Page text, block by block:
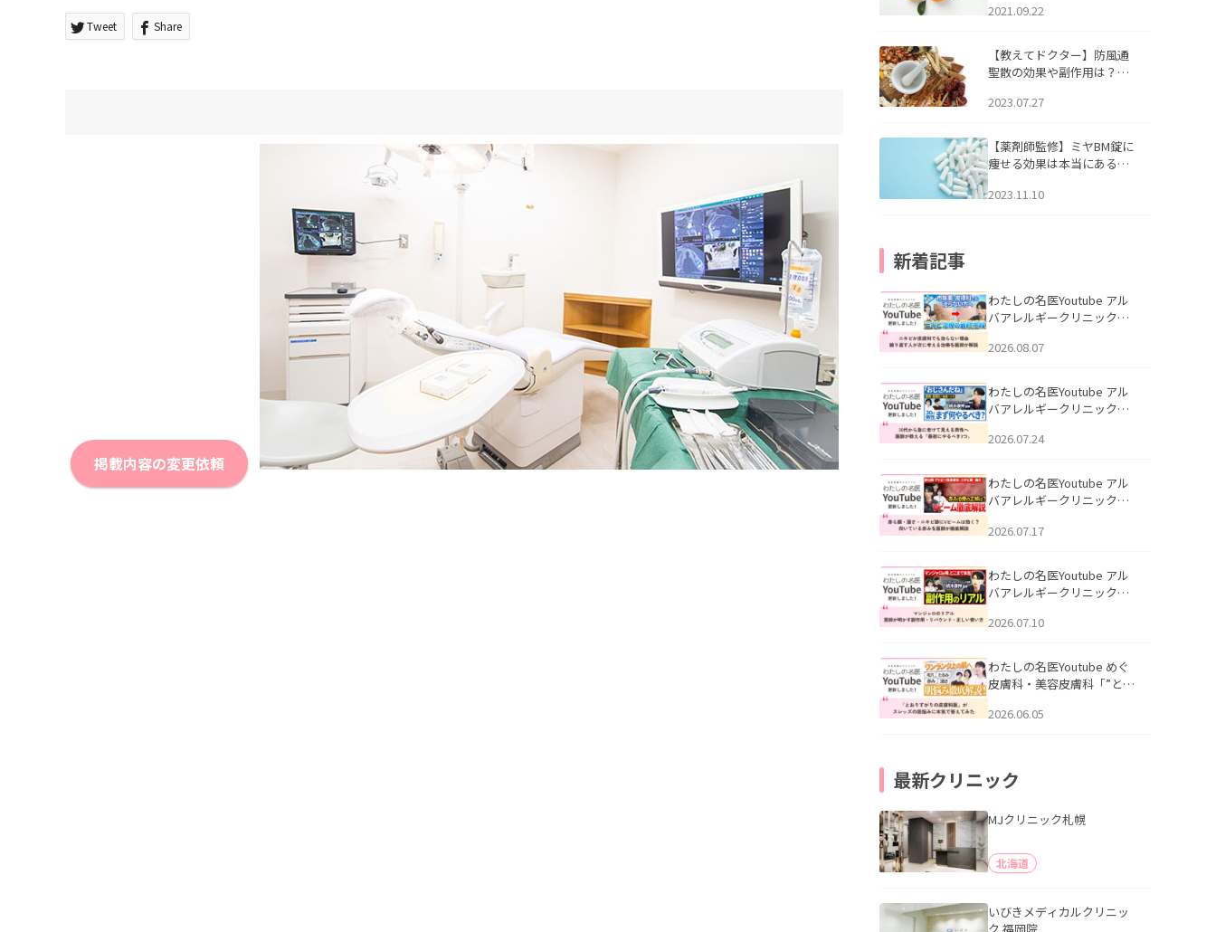
Tweet Share
掲載内容の変更依頼
2021.09.22
【教えてドクター】防風通
聖散の効果や副作用は？長
2023.07.27
【薬剤師監修】ミヤBM錠に
痩せる効果は本当にある
2023.11.10
新着記事
わたしの名医Youtube アル
バアレルギークリニック札
らない理由｜繰り返す人が
説」を公開いたしました。
2026.08.07
わたしの名医Youtube アル
バアレルギークリニック札
える男性へ｜医師が教える
公開いたしました。
2026.07.24
わたしの名医Youtube アル
バアレルギークリニック札
跡にVビームは効く？向いて
説」を公開いたしました。
2026.07.17
わたしの名医Youtube アル
バアレルギークリニック札
医師が明かす副作用・リバ
公開いたしました。
2026.07.10
わたしの名医Youtube めぐ
皮膚科・美容皮膚科「”とお
ッズの肌悩みに本気で答え
2026.06.05
最新クリニック
MJクリニック札幌
北海道
いびきメディカルクリニッ
ク 福岡院